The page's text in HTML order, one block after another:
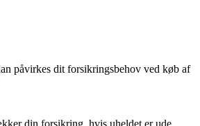
påvirkes dit forsikringsbehov ved køb af
din forsikring, hvis uheldet er ude